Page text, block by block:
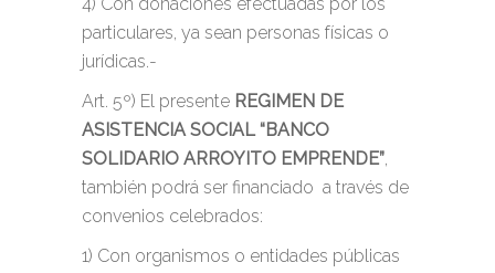
particulares, ya sean personas físicas o
jurídicas.-
Art. 5º) El presente REGIMEN DE
ASISTENCIA SOCIAL “BANCO
SOLIDARIO ARROYITO EMPRENDE”,
también podrá ser financiado a través de
convenios celebrados:
1) Con organismos o entidades públicas